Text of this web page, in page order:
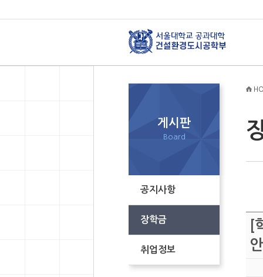
게시판
Board
공지사항
장학금
취업정보
[